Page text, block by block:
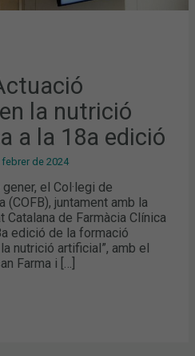
la nutrició
a la 18a edició
febrer de 2024
el Col·legi de
(COFB), juntament amb la
Catalana de Farmàcia Clínica
edició de la formació
nutrició artificial”, amb el
Farma i […]